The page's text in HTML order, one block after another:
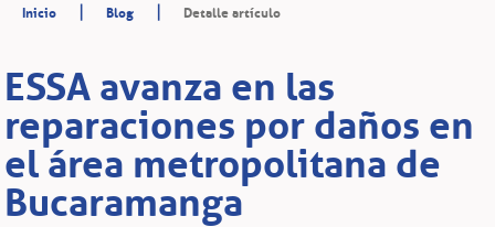
Inicio | Blog | Detalle artículo
ESSA avanza en las
reparaciones por daños en
el área metropolitana de
Bucaramanga